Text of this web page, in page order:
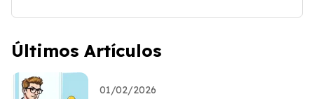
Últimos Artículos
01/02/2026